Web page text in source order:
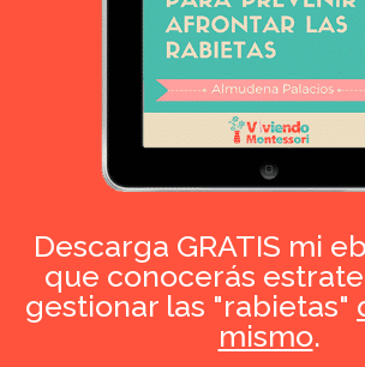
Descarga GRATIS mi
que conocerás
gestionar las "rabietas"
mismo.